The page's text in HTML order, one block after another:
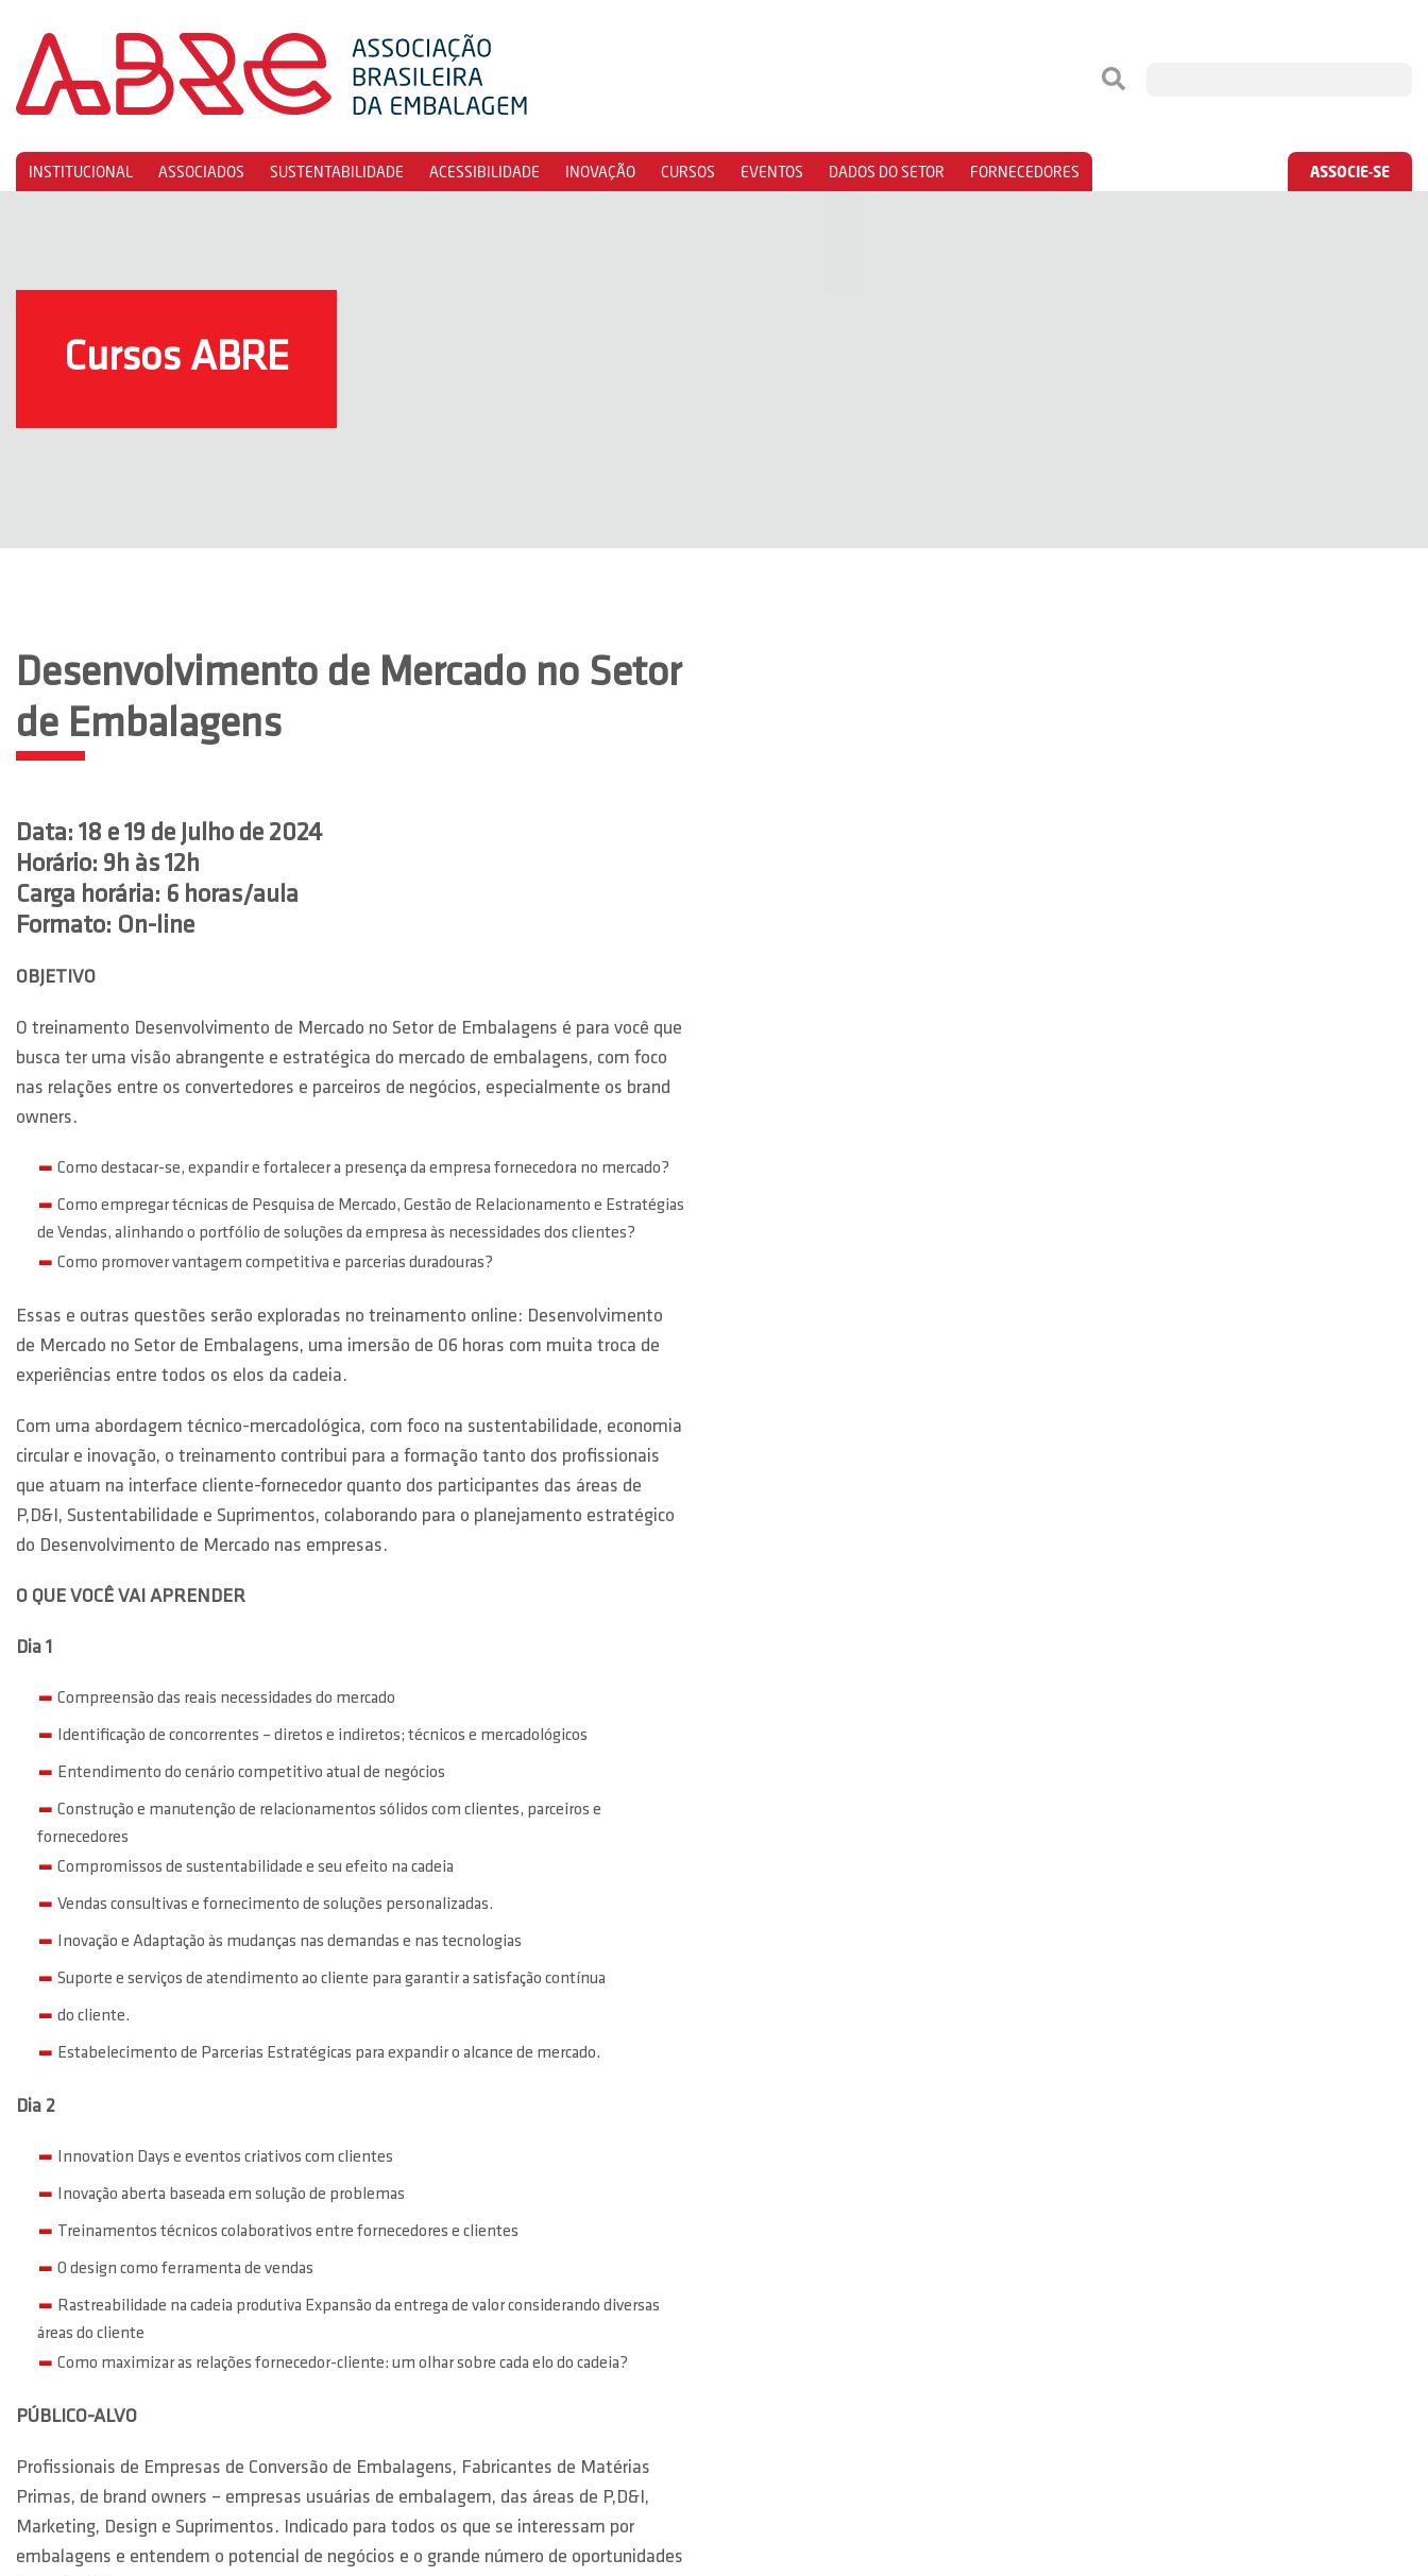
INSTITUCIONAL ASSOCIADOS SUSTENTABILIDADE ACESSIBILIDADE INOVAÇÃO CURSOS EVENTOS DADOS DO SETOR FORNECEDORES ASSOCIE-SE
Cursos ABRE
Desenvolvimento de Mercado no Setor
de Embalagens
Data: 18 e 19 de Julho de 2024
Horário: 9h às 12h
Carga horária: 6 horas/aula
Formato: On-line
OBJETIVO
O treinamento Desenvolvimento de Mercado no Setor de Embalagens é para você que
busca ter uma visão abrangente e estratégica do mercado de embalagens, com foco
nas relações entre os convertedores e parceiros de negócios, especialmente os brand
owners.
Como destacar-se, expandir e fortalecer a presença da empresa fornecedora no mercado?
Como empregar técnicas de Pesquisa de Mercado, Gestão de Relacionamento e Estratégias
de Vendas, alinhando o portfólio de soluções da empresa às necessidades dos clientes?
Como promover vantagem competitiva e parcerias duradouras?
Essas e outras questões serão exploradas no treinamento online: Desenvolvimento
de Mercado no Setor de Embalagens, uma imersão de 06 horas com muita troca de
experiências entre todos os elos da cadeia.
Com uma abordagem técnico-mercadológica, com foco na sustentabilidade, economia
circular e inovação, o treinamento contribui para a formação tanto dos profissionais
que atuam na interface cliente-fornecedor quanto dos participantes das áreas de
P,D&I, Sustentabilidade e Suprimentos, colaborando para o planejamento estratégico
do Desenvolvimento de Mercado nas empresas.
O QUE VOCÊ VAI APRENDER
Dia 1
Compreensão das reais necessidades do mercado
Identificação de concorrentes – diretos e indiretos; técnicos e mercadológicos
Entendimento do cenário competitivo atual de negócios
Construção e manutenção de relacionamentos sólidos com clientes, parceiros e
fornecedores
Compromissos de sustentabilidade e seu efeito na cadeia
Vendas consultivas e fornecimento de soluções personalizadas.
Inovação e Adaptação às mudanças nas demandas e nas tecnologias
Suporte e serviços de atendimento ao cliente para garantir a satisfação contínua
do cliente.
Estabelecimento de Parcerias Estratégicas para expandir o alcance de mercado.
Dia 2
Innovation Days e eventos criativos com clientes
Inovação aberta baseada em solução de problemas
Treinamentos técnicos colaborativos entre fornecedores e clientes
O design como ferramenta de vendas
Rastreabilidade na cadeia produtiva Expansão da entrega de valor considerando diversas
áreas do cliente
Como maximizar as relações fornecedor-cliente: um olhar sobre cada elo do cadeia?
PÚBLICO-ALVO
Profissionais de Empresas de Conversão de Embalagens, Fabricantes de Matérias
Primas, de brand owners – empresas usuárias de embalagem, das áreas de P,D&I,
Marketing, Design e Suprimentos. Indicado para todos os que se interessam por
embalagens e entendem o potencial de negócios e o grande número de oportunidades